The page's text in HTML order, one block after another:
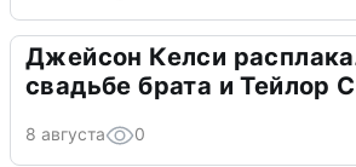
Джейсон Келси
свадьбе брата и Тейлор
8 августа 0